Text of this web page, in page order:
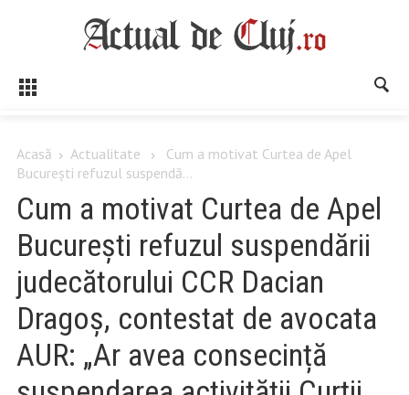
Acasă Actualitate
Cum a motivat Curtea de Apel
București refuzul suspendă...
Cum a motivat Curtea de Apel
București refuzul suspendării
judecătorului CCR Dacian
Dragoș, contestat de avocata
AUR: „Ar avea consecință